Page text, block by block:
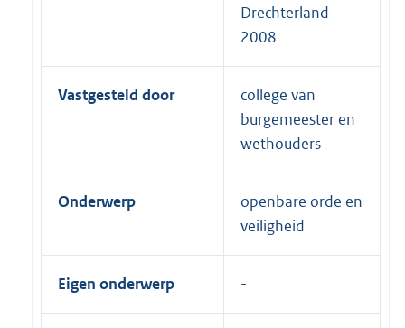
Drechterland
2008
Vastgesteld door
college van
burgemeester en
wethouders
Onderwerp
openbare orde en
veiligheid
Eigen onderwerp